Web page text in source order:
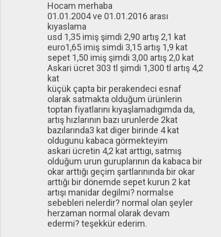
Hocam merhaba
01.01.2004 ve 01.01.2016 arası
kıyaslama
usd 1,35 imiş şimdi 2,90 artış 2,1 kat
euro1,65 imiş simdi 3,15 artış 1,9 kat
sepet 1,50 imiş şimdi 3,00 artış 2,0 kat
Askari ücret 303 tl şimdi 1,300 tl artış 4,2
kat
küçük çapta bir perakendeci esnaf
olarak satmakta olduğum ürünlerin
toptan fiyatlarını kıyaşlamadıgımda da,
artış hızlarının bazı urunlerde 2kat
bazılarında3 kat diger birinde 4 kat
oldugunu kabaca görmekteyim
askari ücretin 4,2 kat arttıgı, satmış
olduğum urun guruplarının da kabaca bir
okar arttığı geçim şartlarınında bir okar
arttığı bir dönemde sepet kurun 2 kat
artışı manidar degilmi? normalse
sebebleri nelerdir? normal olan şeyler
herzaman normal olarak devam
edermi? teşekkür ederim.